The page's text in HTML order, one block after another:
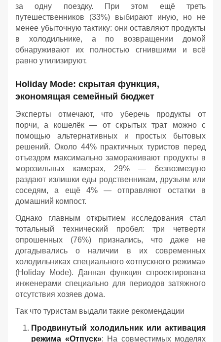
за одну поездку. При этом ещё треть
путешественников (33%) выбирают иную, но не
менее убыточную тактику: они оставляют продукты
в холодильнике, а по возвращении домой
обнаруживают их полностью сгнившими и всё
равно утилизируют.
Holiday Mode: скрытая функция,
экономящая семейный бюджет
Эксперты отмечают, что уберечь продукты от
порчи, а кошелёк — от скрытых трат можно с
помощью альтернативных и простых бытовых
решений. Около 44% практичных туристов перед
отъездом максимально замораживают продукты в
морозильных камерах, 29% — безвозмездно
раздают излишки еды родственникам, друзьям или
соседям, а ещё 4% — отправляют остатки в
домашний компост.
Однако главным открытием исследования стал
тотальный технический пробел: три четверти
опрошенных (76%) признались, что даже не
догадывались о наличии в их современных
холодильниках специального «отпускного режима»
(Holiday Mode). Данная функция спроектирована
инженерами специально для периодов затяжного
отсутствия хозяев дома.
Так что туристам выдали такие рекомендации
Продвинутый холодильник или активация
режима «Отпуск»: На совместимых моделях